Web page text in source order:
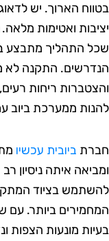
הארוך. יש
ואטימות מלאה.
התהליך מתבצע
התקנה לא
ריחות רעים,
ממערכת ביוב
ביובית עכשיו
איתה ניסיון רב
בציוד המתקדם
ביותר. עם
מונעות הצפות